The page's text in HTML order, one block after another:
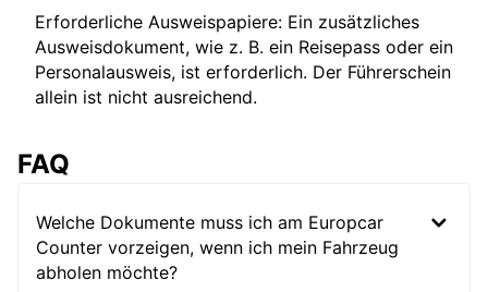
Erforderliche Ausweispapiere: Ein zusätzliches
Ausweisdokument, wie z. B. ein Reisepass oder ein
Personalausweis, ist erforderlich. Der Führerschein
allein ist nicht ausreichend.
FAQ
Welche Dokumente muss ich am Europcar
Counter vorzeigen, wenn ich mein Fahrzeug
abholen möchte?